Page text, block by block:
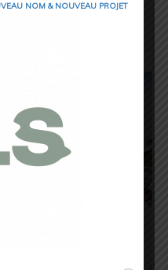
NOM & NOUVEAU PROJET